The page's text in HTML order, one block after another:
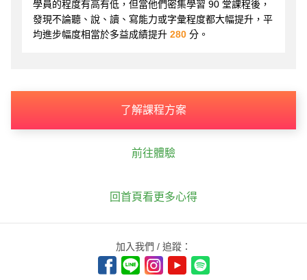
學員的程度有高有低，但當他們密集學習 90 堂課程後，
發現不論聽、說、讀、寫能力或字彙程度都大幅提升，平
均進步幅度相當於多益成績提升 280 分。
了解課程方案
前往體驗
回首頁看更多心得
加入我們 / 追蹤：